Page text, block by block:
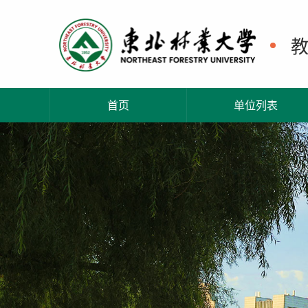
首页 单位列表